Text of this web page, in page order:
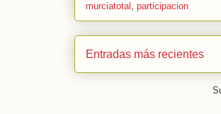
murciatotal , participacion
Entradas más recientes